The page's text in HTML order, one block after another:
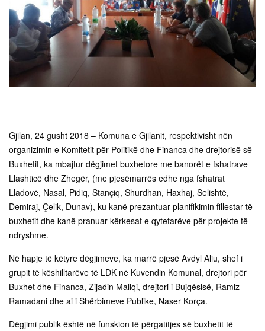
Gjilan, 24 gusht 2018 – Komuna e Gjilanit, respektivisht nën
organizimin e Komitetit për Politikë dhe Financa dhe drejtorisë së
Buxhetit, ka mbajtur dëgjimet buxhetore me banorët e fshatrave
Llashticë dhe Zhegër, (me pjesëmarrës edhe nga fshatrat
Lladovë, Nasal, Pidiq, Stançiq, Shurdhan, Haxhaj, Selishtë,
Demiraj, Çelik, Dunav), ku kanë prezantuar planifikimin fillestar të
buxhetit dhe kanë pranuar kërkesat e qytetarëve për projekte të
ndryshme.
Në hapje të këtyre dëgjimeve, ka marrë pjesë Avdyl Aliu, shef i
grupit të këshilltarëve të LDK në Kuvendin Komunal, drejtori për
Buxhet dhe Financa, Zijadin Maliqi, drejtori i Bujqësisë, Ramiz
Ramadani dhe ai i Shërbimeve Publike, Naser Korça.
Dëgjimi publik është në funskion të përgatitjes së buxhetit të